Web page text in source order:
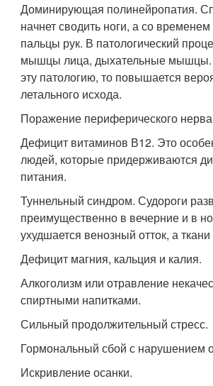
Доминирующая полинейропатия.
начнет сводить ноги, а со
пальцы рук. В патологический
мышцы лица, дыхательные мышцы.
эту патологию, то повышается
летального исхода.
Поражение периферического
Дефицит витаминов В12. Это
людей, которые придерживаются
питания.
Туннельный синдром. Судороги
преимущественно в вечерние и в
ухудшается венозный отток, а
Дефицит магния, кальция и калия.
Алкоголизм или отравление
спиртными напитками.
Сильный продолжительный стресс.
Гормональный сбой с нарушением
Искривление осанки.